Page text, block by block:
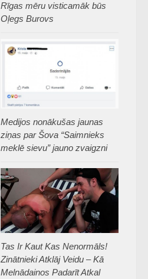
Rīgas mēru visticamāk būs
Oļegs Burovs
Medijos nonākušas jaunas
ziņas par Šova “Saimnieks
meklē sievu” jauno zvaigzni
Tas Ir Kaut Kas Nenormāls!
Zinātnieki Atklāj Veidu – Kā
Melnādainos Padarīt Atkal